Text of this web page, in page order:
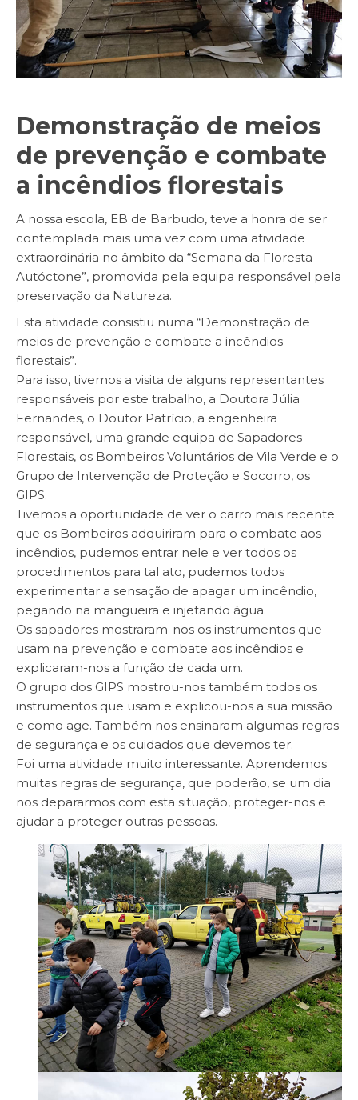
Demonstração de meios
de prevenção e combate
a incêndios florestais
A nossa escola, EB de Barbudo, teve a honra de ser
contemplada mais uma vez com uma atividade
extraordinária no âmbito da “Semana da Floresta
Autóctone”, promovida pela equipa responsável pela
preservação da Natureza.
Esta atividade consistiu numa “Demonstração de
meios de prevenção e combate a incêndios
florestais”.
Para isso, tivemos a visita de alguns representantes
responsáveis por este trabalho, a Doutora Júlia
Fernandes, o Doutor Patrício, a engenheira
responsável, uma grande equipa de Sapadores
Florestais, os Bombeiros Voluntários de Vila Verde e o
Grupo de Intervenção de Proteção e Socorro, os
GIPS.
Tivemos a oportunidade de ver o carro mais recente
que os Bombeiros adquiriram para o combate aos
incêndios, pudemos entrar nele e ver todos os
procedimentos para tal ato, pudemos todos
experimentar a sensação de apagar um incêndio,
pegando na mangueira e injetando água.
Os sapadores mostraram-nos os instrumentos que
usam na prevenção e combate aos incêndios e
explicaram-nos a função de cada um.
O grupo dos GIPS mostrou-nos também todos os
instrumentos que usam e explicou-nos a sua missão
e como age. Também nos ensinaram algumas regras
de segurança e os cuidados que devemos ter.
Foi uma atividade muito interessante. Aprendemos
muitas regras de segurança, que poderão, se um dia
nos depararmos com esta situação, proteger-nos e
ajudar a proteger outras pessoas.